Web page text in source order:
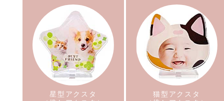
星型アクスタ
猫型アクスタ